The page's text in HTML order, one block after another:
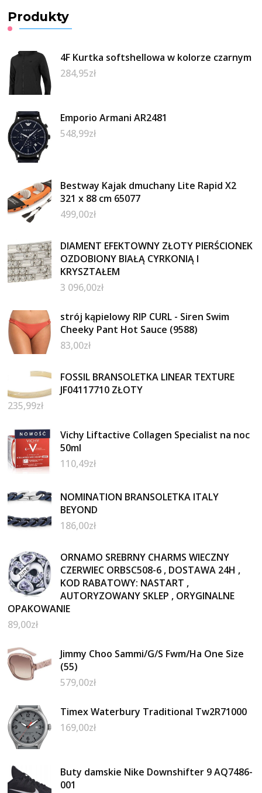
Produkty
4F Kurtka softshellowa w kolorze czarnym
284,95zł
Emporio Armani AR2481
548,99zł
Bestway Kajak dmuchany Lite Rapid X2
321 x 88 cm 65077
499,00zł
DIAMENT EFEKTOWNY ZŁOTY PIERŚCIONEK
OZDOBIONY BIAŁĄ CYRKONIĄ I
KRYSZTAŁEM
3 096,00zł
strój kąpielowy RIP CURL - Siren Swim
Cheeky Pant Hot Sauce (9588)
83,00zł
FOSSIL BRANSOLETKA LINEAR TEXTURE
JF04117710 ZŁOTY
235,99zł
Vichy Liftactive Collagen Specialist na noc
50ml
110,49zł
NOMINATION BRANSOLETKA ITALY
BEYOND
186,00zł
ORNAMO SREBRNY CHARMS WIECZNY
CZERWIEC ORBSC508-6 , DOSTAWA 24H ,
KOD RABATOWY: NASTART ,
AUTORYZOWANY SKLEP , ORYGINALNE
OPAKOWANIE
89,00zł
Jimmy Choo Sammi/G/S Fwm/Ha One Size
(55)
579,00zł
Timex Waterbury Traditional Tw2R71000
169,00zł
Buty damskie Nike Downshifter 9 AQ7486-
001